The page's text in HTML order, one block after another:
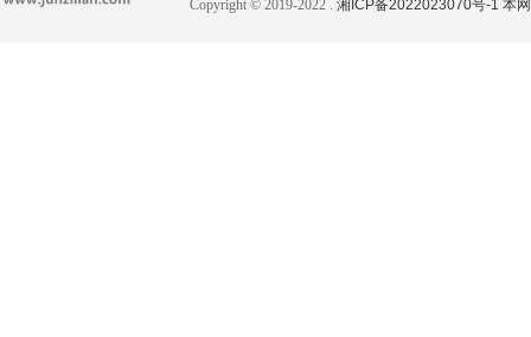
Copyright © 2019-2022 . 湘ICP备2022023070号-1 本